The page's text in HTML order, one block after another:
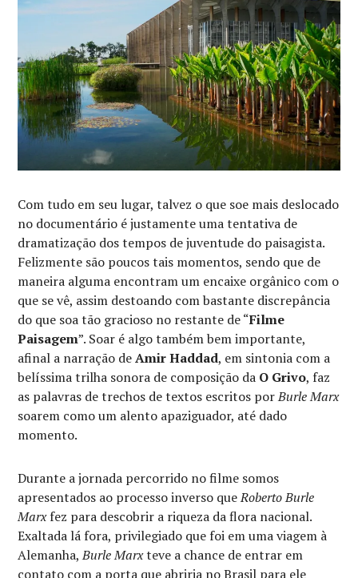
Com tudo em seu lugar, talvez o que soe mais deslocado
no documentário é justamente uma tentativa de
dramatização dos tempos de juventude do paisagista.
Felizmente são poucos tais momentos, sendo que de
maneira alguma encontram um encaixe orgânico com o
que se vê, assim destoando com bastante discrepância
do que soa tão gracioso no restante de “Filme
Paisagem”. Soar é algo também bem importante,
afinal a narração deAmir Haddad, em sintonia com a
belíssima trilha sonora de composição da O Grivo, faz
as palavras de trechos de textos escritos porBurle Marx
soarem como um alento apaziguador, até dado
momento.
Durante a jornada percorrido no filme somos
apresentados ao processo inverso queRoberto Burle
Marxfez para descobrir a riqueza da flora nacional.
Exaltada lá fora, privilegiado que foi em uma viagem à
Alemanha,Burle Marxteve a chance de entrar em
contato com a porta que abriria no Brasil para ele